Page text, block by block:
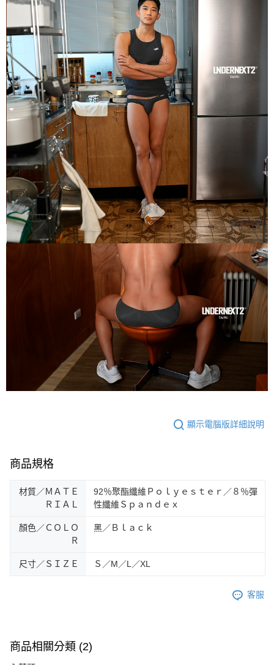
【注意事項】
１．透過由恩沛科技股份有限公司提供之「AFTEE先享後付」服務完成之交
易，需依本服務之必要範圍內提供個人資料，並將交易相關給付款項請求債
權轉讓予恩沛科技股份有限公司。
２．關於個人資料處理事宜，請瀏覽以下網址：
https://aftee.tw/terms/#terms3
３．未成年的使用者請事先徵得法定代理人或監護人之同意方可使用
「AFTEE先享後付」，若未經同意申辦者引起之損失，本公司不負相關責
任。
４．使用「AFTEE先享後付」時，將依據個別帳號之用戶狀況，依本公司即
時審查核予不同之上限額度；若仍有額度不足之情形，本公司將視審查結果
請求用戶進行身份認證。
５．嚴禁一人註冊多個帳號或使用他人資訊註冊。若發現惡意使用之情形，
恩沛科技股份有限公司將有權停止該用戶之使用額度並採取法律行動。
宅配
每筆NT$105，滿NT$1,000(含以上)免運費
郵局國際包裹寄送
國家/地區配送順豐特快 查看運費
顯示電腦版詳細說明
商品規格
材質／ＭＡＴＥ
ＲＩＡＬ
92％聚酯纖維Ｐｏｌｙｅｓｔｅｒ／８％彈
性纖維Ｓｐａｎｄｅｘ
顏色／ＣＯＬＯ
Ｒ
黑／Ｂｌａｃｋ
尺寸／ＳＩＺＥ Ｓ／M／L／XL
客服
商品相關分類 (2)